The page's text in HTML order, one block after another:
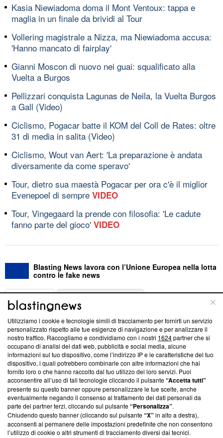
Kasia Niewiadoma doma il Mont Ventoux: tappa e
maglia in un finale da brividi al Tour
Vollering magistrale a Nizza, ma Niewiadoma accusa:
'Hanno mancato di fairplay'
Gianni Moscon di nuovo nei guai: squalificato alla
Vuelta a Burgos
Pellizzari conquista Lagunas de Neila, la Vuelta Burgos
a Gall (Video)
Ciclismo, Pogacar batte il KOM del Coll de Rates: oltre
31 di media in salita (Video)
Ciclismo, Wout van Aert: 'La preparazione è andata
diversamente da come speravo'
Tour, dietro sua maestà Pogacar per ora c'è il miglior
Evenepoel di sempre VIDEO
Tour, Vingegaard la prende con filosofia: 'Le cadute
fanno parte del gioco' VIDEO
Blasting News lavora con l’Unione Europea nella lotta
contro le fake news
ABOUT
Questa sezione offre informazioni trasparenti su Blasting
News, sui nostri processi editoriali e su come ci impegniamo a
creare news di qualità. Inoltre, afferma la nostra aderenza a
‘Trust Project - News with Integrity’Blasting News non è
ancora membro del programma, ma ha richiesto di farne
parte; Trust Project non ha ancora effettuato una verifica di
conformità agli standard.
Su di noi
Team editoriale
Utilizziamo i cookie e tecnologie simili di tracciamento per fornirti un servizio
personalizzato rispetto alle tue esigenze di navigazione e per analizzare il
nostro traffico. Raccogliamo e condividiamo con i nostri 1624partner che si
occupano di analisi dei dati web, pubblicità e social media, alcune
informazioni sul tuo dispositivo, come l’indirizzo IP e le caratteristiche del tuo
dispositivo, i quali potrebbero combinarle con altre informazioni che hai
fornito loro o che hanno raccolto dal tuo utilizzo dei loro servizi. Puoi
acconsentire all’uso di tali tecnologie cliccando il pulsante“Accetta tutti”
presente su questo banner oppure personalizzare le tue scelte, anche
eventualmente negando il consenso al trattamento dei dati personali da
parte dei partner terzi, cliccando sul pulsante“Personalizza”.
Chiudendo questo banner (cliccando sul pulsante“X”in alto a destra),
acconsenti al permanere delle impostazioni predefinite che non consentono
l’utilizzo di cookie o altri strumenti di tracciamento diversi dai tecnici.